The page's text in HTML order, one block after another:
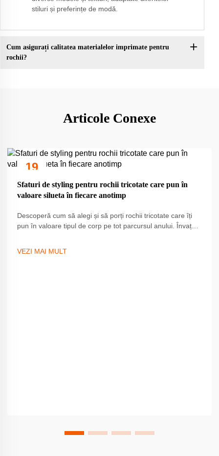
stiluri și preferințe de modă.
Cum asigurați calitatea materialelor imprimate pentru
rochii?
Articole Conexe
19
Sfaturi de styling pentru rochii tricotate care pun în
valoare silueta în fiecare anotimp
Descoperă cum să alegi și să porți rochii tricotate care îți
pun în valoare tipul de corp pe tot parcursul anului. Învață
VEZI MAI MULT